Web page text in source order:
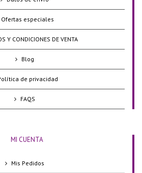
Ofertas especiales
Y CONDICIONES DE VENTA
Blog
de privacidad
FAQS
MI CUENTA
Mis Pedidos